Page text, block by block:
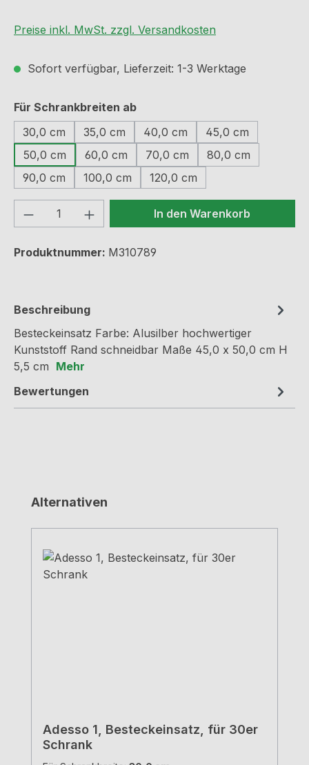
Preise inkl. MwSt. zzgl. Versandkosten
Sofort verfügbar, Lieferzeit: 1-3 Werktage
Für Schrankbreiten abauswählen
30,0 cm
35,0 cm 40,0 cm
45,0 cm
50,0 cm
60,0 cm 70,0 cm
80,0 cm
90,0 cm
100,0 cm 120,0 cm
Produkt Anzahl: Gib denIn den Warenkorb
Produktnummer: M310789
Beschreibung
Besteckeinsatz Farbe: Alusilber hochwertiger
Kunststoff Rand schneidbar Maße 45,0 x 50,0 cm H
5,5 cm Mehr
Bewertungen
Produktgalerie überspringen
Alternativen
Adesso 1, Besteckeinsatz, für 30er
Schrank